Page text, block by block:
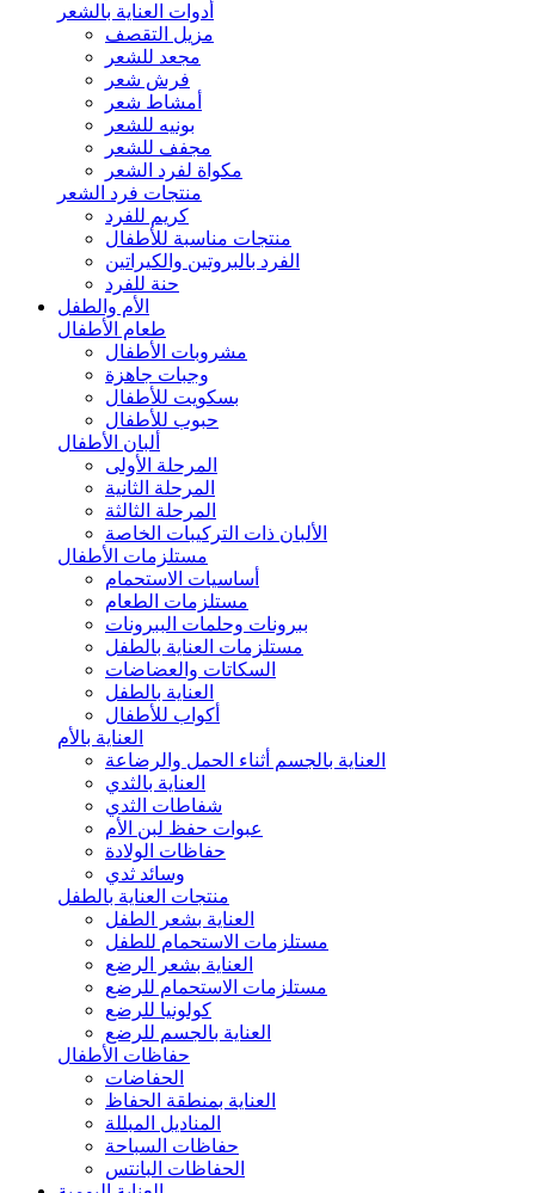
أدوات العناية بالشعر
مزيل التقصف
مجعد للشعر
فرش شعر
أمشاط شعر
بونيه للشعر
مجفف للشعر
مكواة لفرد الشعر
منتجات فرد الشعر
كريم للفرد
منتجات مناسبة للأطفال
الفرد بالبروتين والكيراتين
حنة للفرد
الأم والطفل
طعام الأطفال
مشروبات الأطفال
وجبات جاهزة
بسكويت للأطفال
حبوب للأطفال
ألبان الأطفال
المرحلة الأولى
المرحلة الثانية
المرحلة الثالثة
الألبان ذات التركيبات الخاصة
مستلزمات الأطفال
أساسيات الاستحمام
مستلزمات الطعام
ببرونات وحلمات الببرونات
مستلزمات العناية بالطفل
السكاتات والعضاضات
العناية بالطفل
أكواب للأطفال
العناية بالأم
العناية بالجسم أثناء الحمل والرضاعة
العناية بالثدي
شفاطات الثدي
عبوات حفظ لبن الأم
حفاظات الولادة
وسائد ثدي
منتجات العناية بالطفل
العناية بشعر الطفل
مستلزمات الاستحمام للطفل
العناية بشعر الرضع
مستلزمات الاستحمام للرضع
كولونيا للرضع
العناية بالجسم للرضع
حفاظات الأطفال
الحفاضات
العناية بمنطقة الحفاظ
المناديل المبللة
حفاظات السباحة
الحفاظات البانتس